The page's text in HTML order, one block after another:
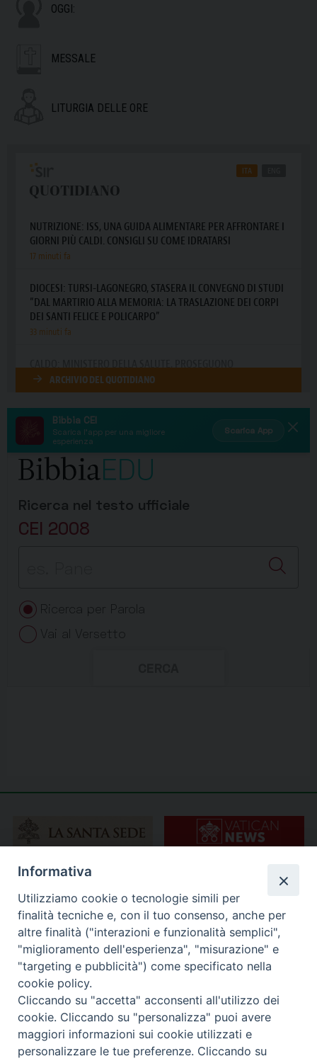
OGGI:
MESSALE
LITURGIA DELLE ORE
Informativa
Utilizziamo cookie o tecnologie simili per
finalità tecniche e, con il tuo consenso, anche per
altre finalità ("interazioni e funzionalità semplici",
"miglioramento dell'esperienza", "misurazione" e
"targeting e pubblicità") come specificato nella
cookie policy.
Cliccando su "accetta" acconsenti all'utilizzo dei
cookie. Cliccando su "personalizza" puoi avere
maggiori informazioni sui cookie utilizzati e
personalizzare le tue preferenze. Cliccando su